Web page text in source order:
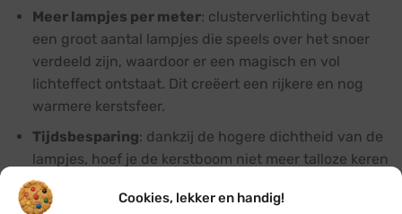
Cookies, lekker en handig!
Meer lampjes per meter: clusterverlichting bevat
een groot aantal lampjes die speels over het snoer
verdeeld zijn, waardoor er een magisch en vol
lichteffect ontstaat. Dit creëert een rijkere en nog
warmere kerstsfeer.
Tijdsbesparing: dankzij de hogere dichtheid van de
lampjes, hoef je de kerstboom niet meer talloze keren
te omwikkelen om een mooi verlicht resultaat te
bereiken. Met slechts enkele rond de boom gaan,